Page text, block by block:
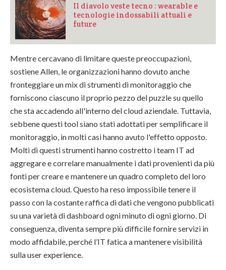
Il diavolo veste tecno : wearable e
tecnologie indossabili attuali e
future
Mentre cercavano di limitare queste preoccupazioni,
sostiene Allen, le organizzazioni hanno dovuto anche
fronteggiare un mix di strumenti di monitoraggio che
forniscono ciascuno il proprio pezzo del puzzle su quello
che sta accadendo all'interno del cloud aziendale. Tuttavia,
sebbene questi tool siano stati adottati per semplificare il
monitoraggio, in molti casi hanno avuto l'effetto opposto.
Molti di questi strumenti hanno costretto i team IT ad
aggregare e correlare manualmente i dati provenienti da più
fonti per creare e mantenere un quadro completo del loro
ecosistema cloud. Questo ha reso impossibile tenere il
passo con la costante raffica di dati che vengono pubblicati
su una varietà di dashboard ogni minuto di ogni giorno. Di
conseguenza, diventa sempre più difficile fornire servizi in
modo affidabile, perché l’IT fatica a mantenere visibilità
sulla user experience.